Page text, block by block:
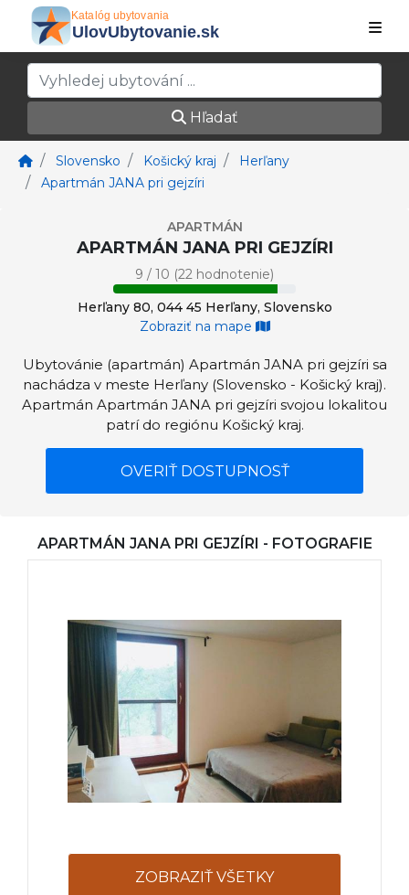
Hľadať
Slovensko Košický kraj
Herľany
Apartmán JANA pri gejzíri
APARTMÁN
APARTMÁN JANA PRI GEJZÍRI
9 / 10 (22 hodnotenie)
Herľany 80, 044 45 Herľany, Slovensko
Zobraziť na mape
Ubytovánie (apartmán) Apartmán JANA pri gejzíri sa
nachádza v meste Herľany (Slovensko - Košický kraj).
Apartmán Apartmán JANA pri gejzíri svojou lokalitou
patrí do regiónu Košický kraj.
OVERIŤ DOSTUPNOSŤ
APARTMÁN JANA PRI GEJZÍRI - FOTOGRAFIE
ZOBRAZIŤ VŠETKY